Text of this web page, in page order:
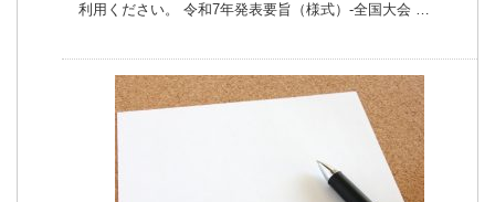
利用ください。 令和7年発表要旨（様式）-全国大会 …